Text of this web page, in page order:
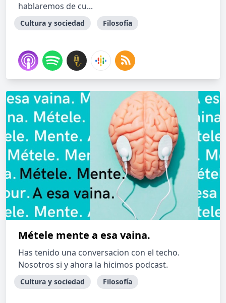
hablaremos de cu...
Cultura y sociedad Filosofía
Métele mente a esa vaina.
Has tenido una conversacion con el techo.
Nosotros si y ahora la hicimos podcast.
Cultura y sociedad Filosofía